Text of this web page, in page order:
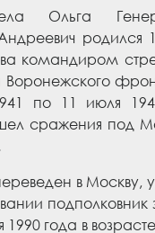
Ольга
родился
командиром
Воронежского
по 11 июля
сражения под
в Москву,
подполковник
1990 года в